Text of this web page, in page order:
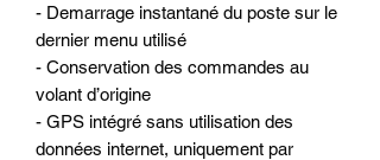
- Demarrage instantané du poste sur le
dernier menu utilisé
- Conservation des commandes au
volant d’origine
- GPS intégré sans utilisation des
données internet, uniquement par